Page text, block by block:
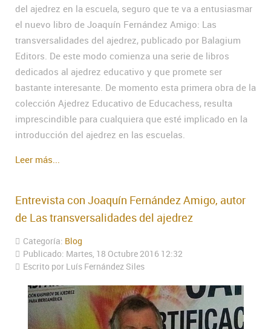
del ajedrez en la escuela, seguro que te va a entusiasmar
el nuevo libro de Joaquín Fernández Amigo: Las
transversalidades del ajedrez, publicado por Balagium
Editors. De este modo comienza una serie de libros
dedicados al ajedrez educativo y que promete ser
bastante interesante. De momento esta primera obra de la
colección Ajedrez Educativo de Educachess, resulta
imprescindible para cualquiera que esté implicado en la
introducción del ajedrez en las escuelas.
Leer más...
Entrevista con Joaquín Fernández Amigo, autor
de Las transversalidades del ajedrez
Categoría: Blog
Publicado: Martes, 18 Octubre 2016 12:32
Escrito por Luís Fernández Siles